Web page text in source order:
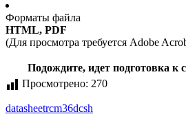
Форматы файла
HTML, PDF
(Для просмотра требуется Adobe
Подождите, идет подготовка к
Просмотрено: 270
datasheetrcm36dcsh